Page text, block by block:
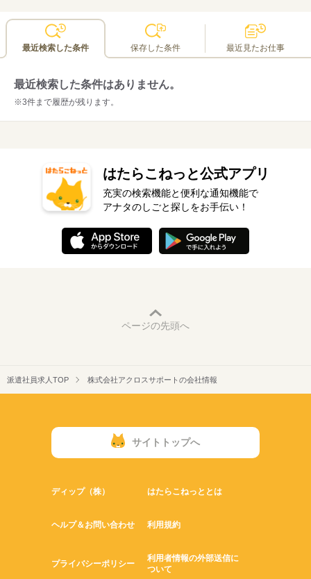
最近検索した条件 保存した条件 最近見たお仕事
最近検索した条件はありません。
※3件まで履歴が残ります。
はたらこねっと公式アプリ
充実の検索機能と便利な通知機能で
アナタのしごと探しをお手伝い！
ページの先頭へ
派遣社員求人TOP 株式会社アクロスサポートの会社情報
サイトトップへ
ディップ（株） はたらこねっととは
ヘルプ＆お問い合わせ 利用規約
プライバシーポリシー
利用者情報の外部送信に
ついて